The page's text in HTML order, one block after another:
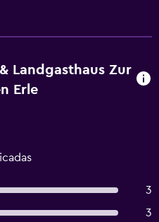
Landgasthaus Zur
Erle
3
3